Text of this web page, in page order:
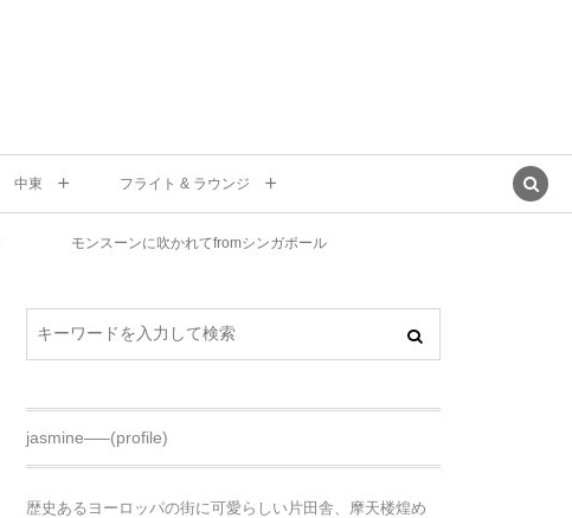
中東 フライト & ラウンジ
モンスーンに吹かれてfromシンガポール
jasmine—–(profile)
歴史あるヨーロッパの街に可愛らしい片田舎、摩天楼煌め